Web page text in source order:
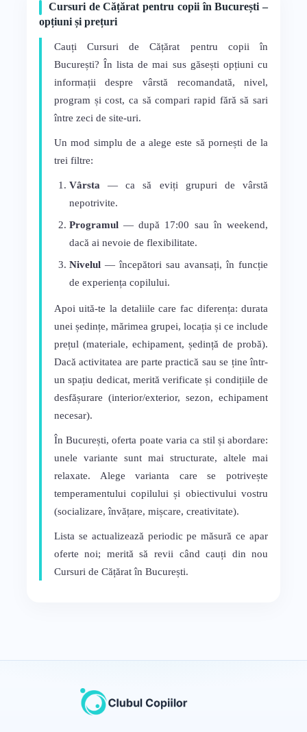
Cursuri de Cățărat pentru copii în București –
opțiuni și prețuri
Cauți Cursuri de Cățărat pentru copii în
București? În lista de mai sus găsești opțiuni cu
informații despre vârstă recomandată, nivel,
program și cost, ca să compari rapid fără să sari
între zeci de site-uri.
Un mod simplu de a alege este să pornești de la
trei filtre:
Vârsta— ca să eviți grupuri de vârstă
nepotrivite.
Programul— după 17:00 sau în weekend,
dacă ai nevoie de flexibilitate.
Nivelul— începători sau avansați, în funcție
de experiența copilului.
Apoi uită-te la detaliile care fac diferența: durata
unei ședințe, mărimea grupei, locația și ce include
prețul (materiale, echipament, ședință de probă).
Dacă activitatea are parte practică sau se ține într-
un spațiu dedicat, merită verificate și condițiile de
desfășurare (interior/exterior, sezon, echipament
necesar).
În București, oferta poate varia ca stil și abordare:
unele variante sunt mai structurate, altele mai
relaxate. Alege varianta care se potrivește
temperamentului copilului și obiectivului vostru
(socializare, învățare, mișcare, creativitate).
Lista se actualizează periodic pe măsură ce apar
oferte noi; merită să revii când cauți din nou
Cursuri de Cățărat în București.